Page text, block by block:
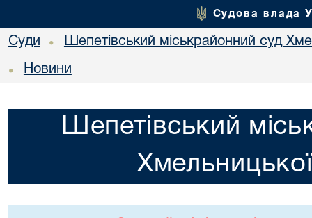
Судова влада
Суди • Шепетівський міськрайонний суд
• Новини
Шепетівський